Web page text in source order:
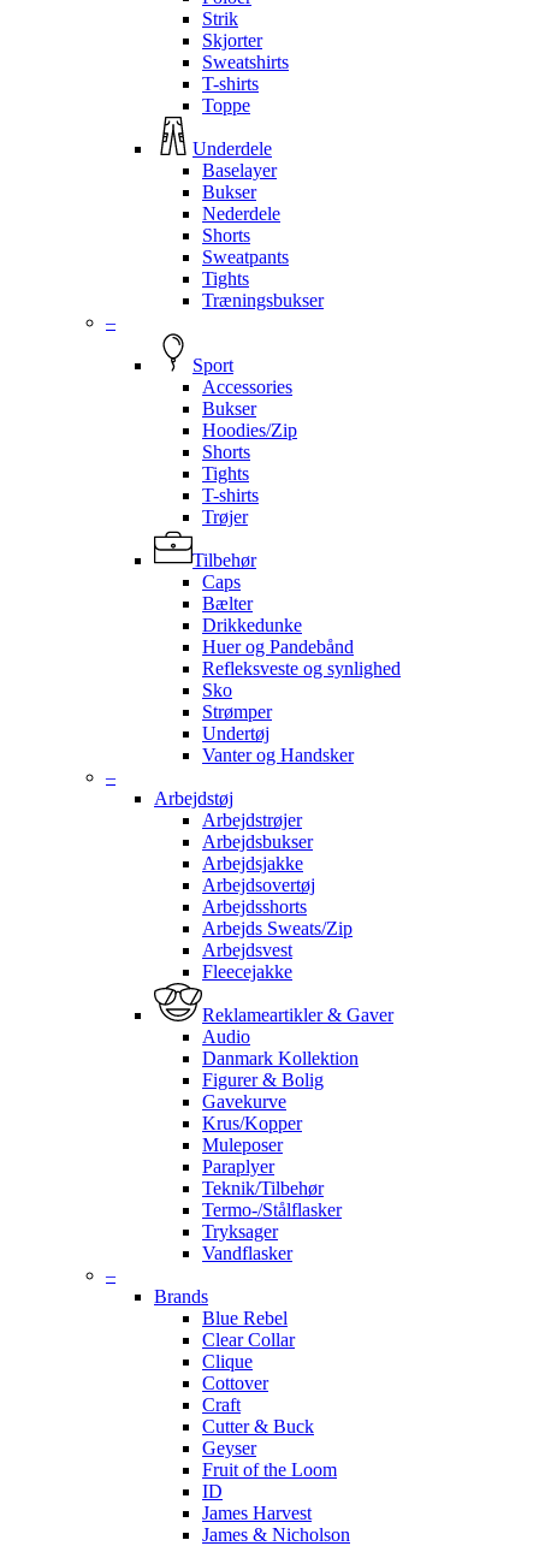
Strik
Skjorter
Sweatshirts
T-shirts
Toppe
Underdele
Baselayer
Bukser
Nederdele
Shorts
Sweatpants
Tights
Træningsbukser
–
Sport
Accessories
Bukser
Hoodies/Zip
Shorts
Tights
T-shirts
Trøjer
Tilbehør
Caps
Bælter
Drikkedunke
Huer og Pandebånd
Refleksveste og synlighed
Sko
Strømper
Undertøj
Vanter og Handsker
–
Arbejdstøj
Arbejdstrøjer
Arbejdsbukser
Arbejdsjakke
Arbejdsovertøj
Arbejdsshorts
Arbejds Sweats/Zip
Arbejdsvest
Fleecejakke
Reklameartikler & Gaver
Audio
Danmark Kollektion
Figurer & Bolig
Gavekurve
Krus/Kopper
Muleposer
Paraplyer
Teknik/Tilbehør
Termo-/Stålflasker
Tryksager
Vandflasker
–
Brands
Blue Rebel
Clear Collar
Clique
Cottover
Craft
Cutter & Buck
Geyser
Fruit of the Loom
ID
James Harvest
James & Nicholson